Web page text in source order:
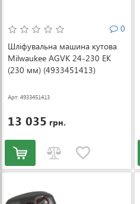
0
Шліфувальна машина кутова
Milwaukee AGVK 24-230 EK
(230 мм) (4933451413)
Арт: 4933451413
13 035 грн.